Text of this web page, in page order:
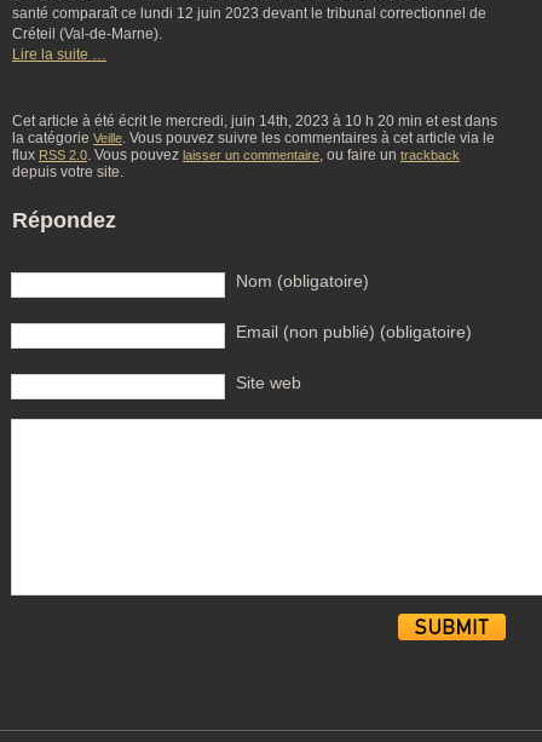
santé comparaît ce lundi 12 juin 2023 devant le tribunal correctionnel de
Créteil (Val-de-Marne).
Lire la suite …
Cet article à été écrit le mercredi, juin 14th, 2023 à 10 h 20 min et est dans
la catégorie Veille. Vous pouvez suivre les commentaires à cet article via le
flux RSS 2.0. Vous pouvez laisser un commentaire, ou faire un trackback
depuis votre site.
Répondez
Nom (obligatoire)
Email (non publié) (obligatoire)
Site web